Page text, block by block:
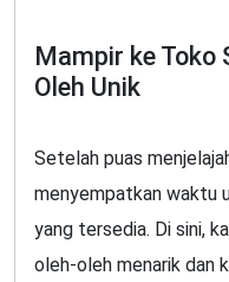
Mampir ke Toko
Oleh Unik
Setelah puas
menyempatkan waktu
yang tersedia. Di sini,
oleh-oleh menarik dan